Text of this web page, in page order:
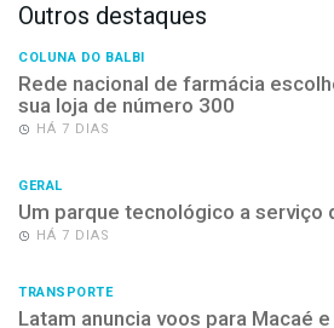
Outros destaques
COLUNA DO BALBI
Rede nacional de farmácia
sua loja de número 300
HÁ 7 DIAS
GERAL
Um parque tecnológico a serviço
HÁ 7 DIAS
TRANSPORTE
Latam anuncia voos para Macaé